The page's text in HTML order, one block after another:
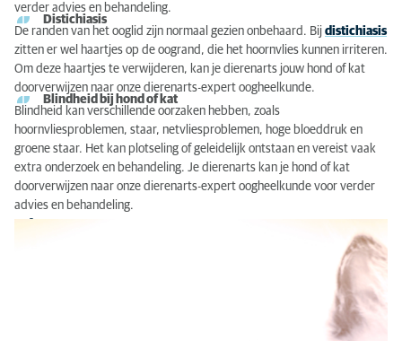
verder advies en behandeling.
Distichiasis
De randen van het ooglid zijn normaal gezien onbehaard. Bij distichiasis
zitten er wel haartjes op de oogrand, die het hoornvlies kunnen irriteren.
Om deze haartjes te verwijderen, kan je dierenarts jouw hond of kat
doorverwijzen naar onze dierenarts-expert oogheelkunde.
Blindheid bij hond of kat
Blindheid kan verschillende oorzaken hebben, zoals
hoornvliesproblemen, staar, netvliesproblemen, hoge bloeddruk en
groene staar. Het kan plotseling of geleidelijk ontstaan en vereist vaak
extra onderzoek en behandeling. Je dierenarts kan je hond of kat
doorverwijzen naar onze dierenarts-expert oogheelkunde voor verder
advies en behandeling.